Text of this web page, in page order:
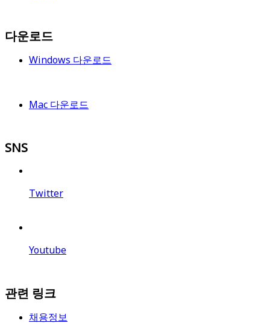
다운로드
Windows 다운로드
Mac 다운로드
SNS
Twitter
Youtube
관련 링크
채용정보